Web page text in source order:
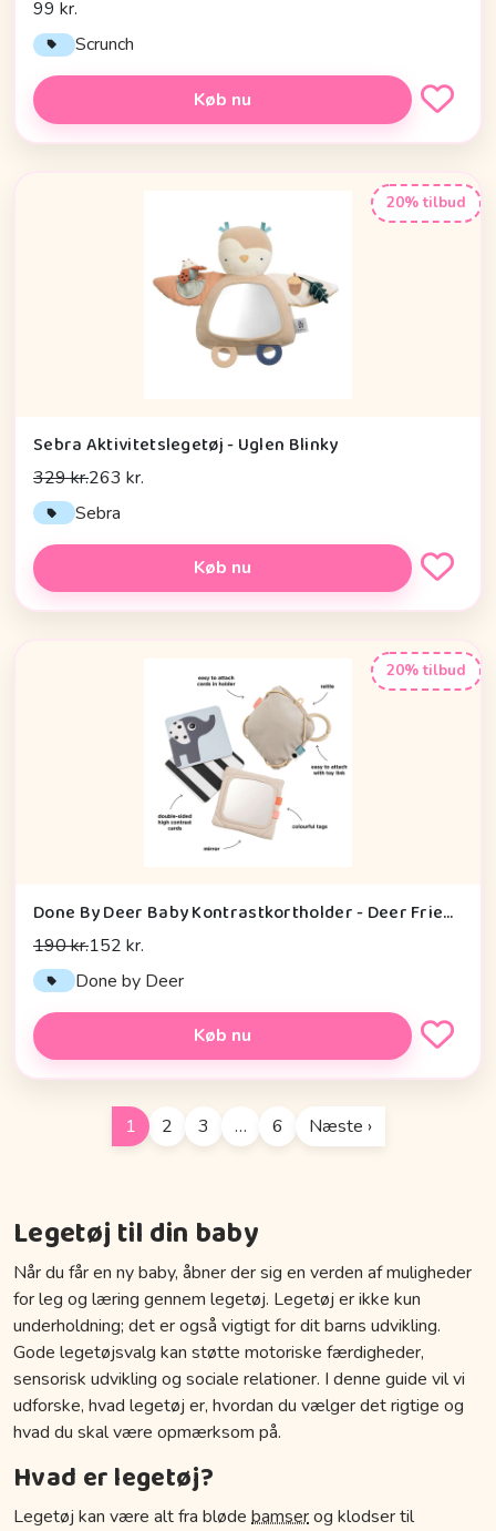
99 kr.
Scrunch
Køb nu
20% tilbud
Sebra Aktivitetslegetøj - Uglen Blinky
329 kr.263 kr.
Sebra
Køb nu
20% tilbud
Done By Deer Baby Kontrastkortholder - Deer Friends - Sand
190 kr.152 kr.
Done by Deer
Køb nu
1 2 3 … 6 Næste ›
Legetøj til din baby
Når du får en ny baby, åbner der sig en verden af muligheder
for leg og læring gennem legetøj. Legetøj er ikke kun
underholdning; det er også vigtigt for dit barns udvikling.
Gode legetøjsvalg kan støtte motoriske færdigheder,
sensorisk udvikling og sociale relationer. I denne guide vil vi
udforske, hvad legetøj er, hvordan du vælger det rigtige og
hvad du skal være opmærksom på.
Hvad er legetøj?
Legetøj kan være alt fra bløde bamserog klodser til